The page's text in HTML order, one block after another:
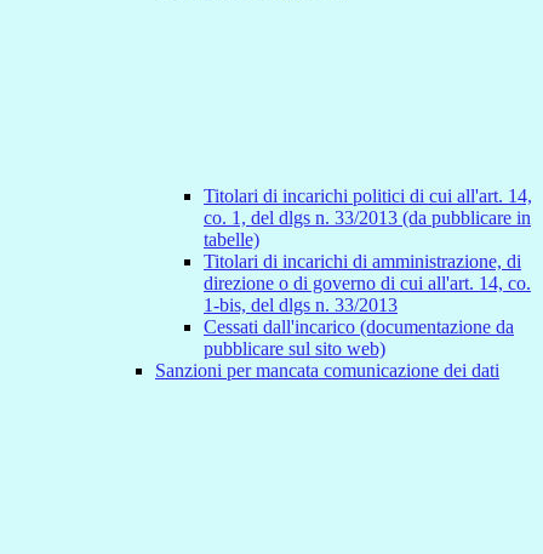
Titolari di incarichi politici di cui all'art. 14,
co. 1, del dlgs n. 33/2013 (da pubblicare in
tabelle)
Titolari di incarichi di amministrazione, di
direzione o di governo di cui all'art. 14, co.
1-bis, del dlgs n. 33/2013
Cessati dall'incarico (documentazione da
pubblicare sul sito web)
Sanzioni per mancata comunicazione dei dati